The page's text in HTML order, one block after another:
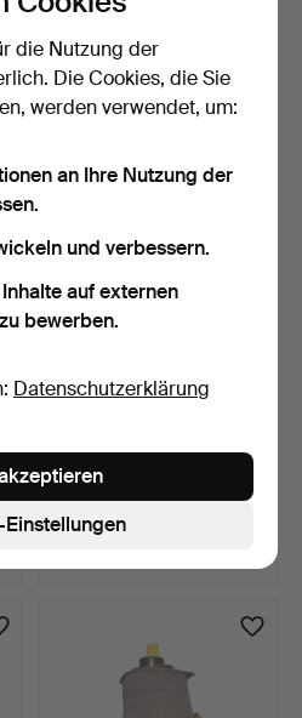
Perlenkette im Majórica-
Stil in Grau- und …
13 Tage
Vier mehrreihige
Halsketten. 1970er Jahre.
13 Tage
Schätzwert
die Nutzung der
Die Cookies, die Sie
werden verwendet, um:
an Ihre Nutzung der
und verbessern.
auf externen
bewerben.
Datenschutzerklärung